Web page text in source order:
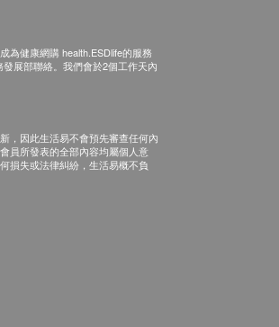
為健康網購 health.ESDlife的服務
展部聯絡。我們會於2個工作天內
，因此生活易不會預先審查任何內
員所發表的全部內容均屬個人意
損失或法律糾紛，生活易概不負